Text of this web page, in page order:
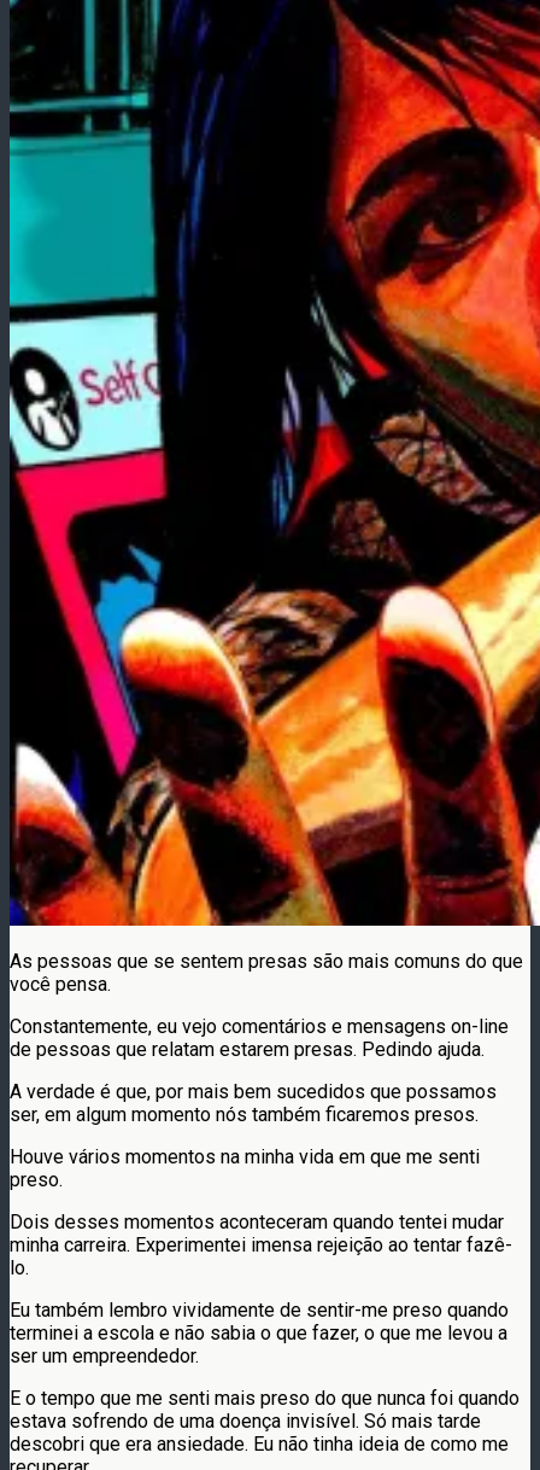
As pessoas que se sentem presas são mais comuns do que
você pensa.
Constantemente, eu vejo comentários e mensagens on-line
de pessoas que relatam estarem presas. Pedindo ajuda.
A verdade é que, por mais bem sucedidos que possamos
ser, em algum momento nós também ficaremos presos.
Houve vários momentos na minha vida em que me senti
preso.
Dois desses momentos aconteceram quando tentei mudar
minha carreira. Experimentei imensa rejeição ao tentar fazê-
lo.
Eu também lembro vividamente de sentir-me preso quando
terminei a escola e não sabia o que fazer, o que me levou a
ser um empreendedor.
E o tempo que me senti mais preso do que nunca foi quando
estava sofrendo de uma doença invisível. Só mais tarde
descobri que era ansiedade. Eu não tinha ideia de como me